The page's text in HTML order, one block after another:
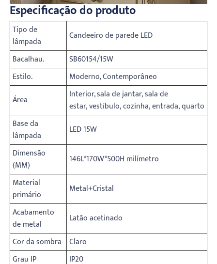
Especificação do produto
Tipo de
lâmpada
Candeeiro de parede LED
Bacalhau.
SB60154/15W
Estilo.
Moderno, Contemporâneo
Área
Interior, sala de jantar, sala de
estar, vestíbulo, cozinha, entrada, quarto
Base da
lâmpada
LED 15W
Dimensão
(MM)
146L*170W*500H milímetro
Material
primário
Metal+Cristal
Acabamento
de metal
Latão acetinado
Cor da sombra
Claro
Grau IP
IP20